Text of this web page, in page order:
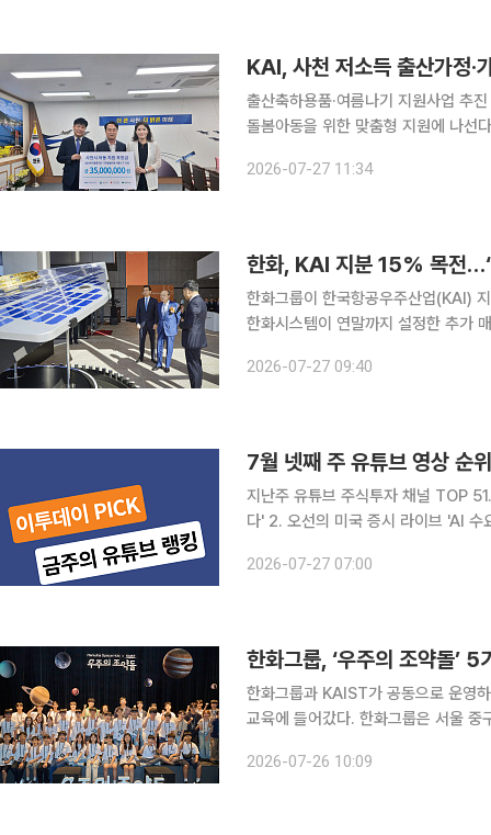
KAI, 사천 저소득 출산가정
출산축하용품·여름나기 지원사업 추진 한국항공우주산업(KAI)이 사천지역 저소득 출산가정과 가족
돌봄아동을 위한 맞춤형 지원에 나선다. KAI는 경남사회복지공동모금회에 후원금 3500만원
2026-07-27 11:34
한화, KAI 지분 15% 목전…‘
한화그룹이 한국항공우주산업(KAI)
한화시스템이 연말까지 설정한 추가
2026-07-27 09:40
7월 넷째 주 유튜브 영상 순
지난주 유튜브 주식투자 채널 TOP
다' 2. 오선의 미국 증시 라이브 'AI 수
하이닉스 다음주 초대형 발표 나온다.
2026-07-27 07:00
한화그룹, ‘우주의 조약돌’
한화그룹과 KAIST가 공동으로 운영
교육에 들어갔다. 한화그룹은 서울 중구 한화빌딩에서 '우주의 조약돌' 5기 첫 일정을 시작했다고
육성하는 교육 프로그램이다. 한화는
2026-07-26 10:09